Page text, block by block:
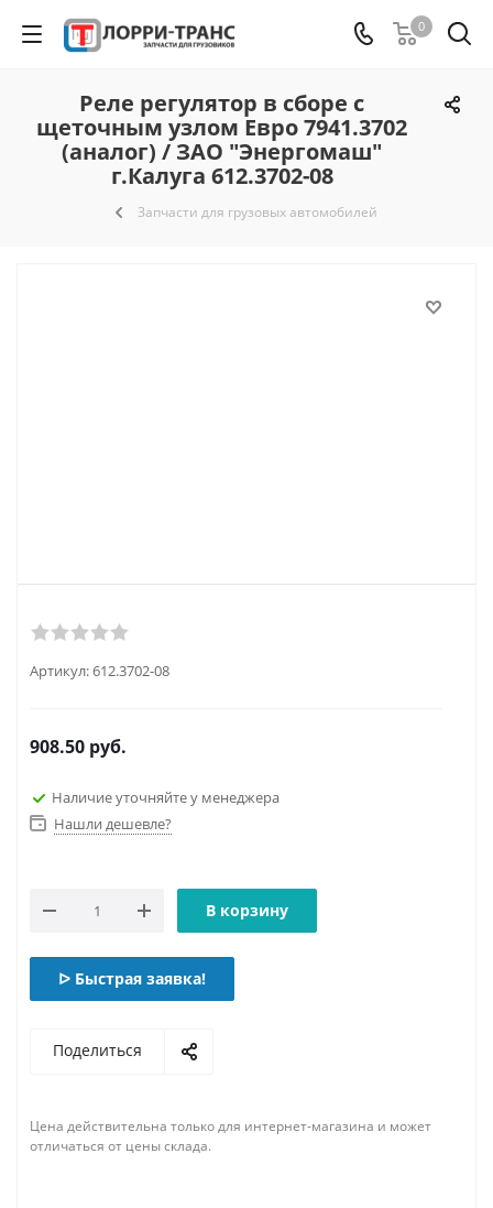
0
Реле регулятор в сборе с
щеточным узлом Евро 7941.3702
(аналог) / ЗАО "Энергомаш"
г.Калуга 612.3702-08
Запчасти для грузовых автомобилей
Артикул:612.3702-08
908.50 руб.
Наличие уточняйте у менеджера
Нашли дешевле?
В корзину
ᐅ Быстрая заявка!
Поделиться
Цена действительна только для интернет-магазина и может
отличаться от цены склада.